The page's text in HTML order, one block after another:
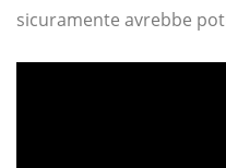
sicuramente avrebbe